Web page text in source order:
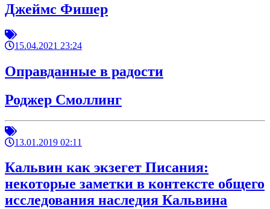
Джеймс Фишер
15.04.2021 23:24
Оправданные в радости
Роджер Смоллинг
13.01.2019 02:11
Кальвин как экзегет Писания:
некоторые заметки в контексте общего
исследования наследия Кальвина